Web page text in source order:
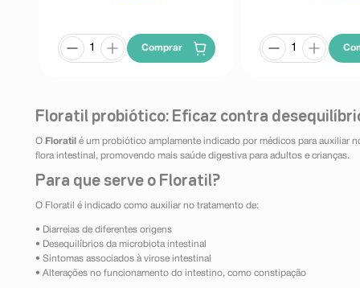
Comprar
Floratil probiótico: Eficaz contra
O Floratil é um probiótico amplamente indicado por médicos para auxiliar
flora intestinal, promovendo mais saúde digestiva para adultos e crianças.
Para que serve o Floratil?
O Floratil é indicado como auxiliar no tratamento de:
• Diarreias de diferentes origens
• Desequilíbrios da microbiota intestinal
• Sintomas associados à virose intestinal
• Alterações no funcionamento do intestino, como constipação